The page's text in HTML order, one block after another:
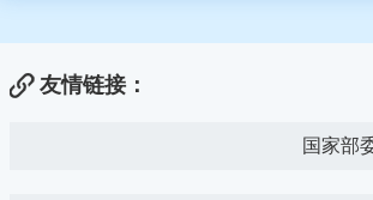
友情链接：
国家部